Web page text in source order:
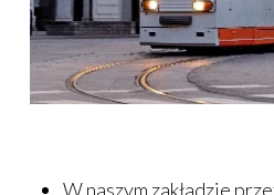
W naszym zakładzie